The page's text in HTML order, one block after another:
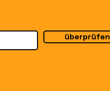
überprüfen